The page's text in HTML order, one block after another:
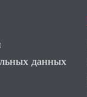
данных